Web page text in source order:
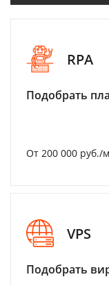
RPA
Подобрать
От 200 000 руб./
VPS
Подобрать